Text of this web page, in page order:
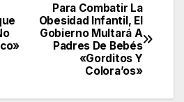
Para Combatir La
Obesidad Infantil, El
Gobierno Multará A
Padres De Bebés
«Gorditos Y
Colora’os»